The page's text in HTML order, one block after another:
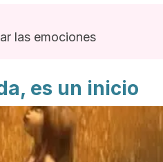
las emociones
es un inicio